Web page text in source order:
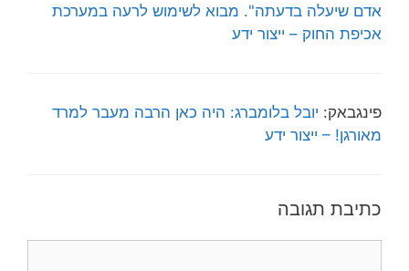
אדם שיעלה בדעתה". מבוא לשימוש לרעה במערכת
אכיפת החוק – ייצור ידע
פינגבאק: יובל בלומברג: היה כאן הרבה מעבר למרד
מאורגן! – ייצור ידע
כתיבת תגובה